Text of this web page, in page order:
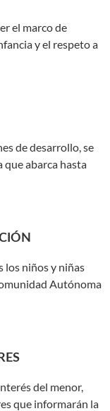
el marco de
y el respeto a
de desarrollo, se
abarca hasta
los niños y niñas
Autónoma
del menor,
que informarán la